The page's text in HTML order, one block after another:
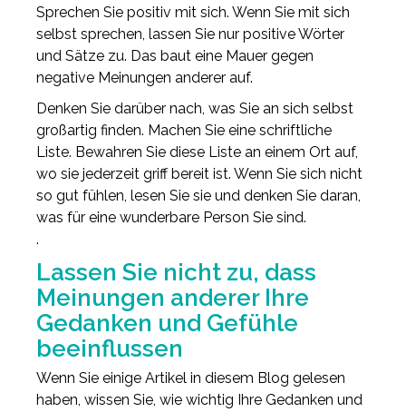
Sprechen Sie positiv mit sich. Wenn Sie mit sich
selbst sprechen, lassen Sie nur positive Wörter
und Sätze zu. Das baut eine Mauer gegen
negative Meinungen anderer auf.
Denken Sie darüber nach, was Sie an sich selbst
großartig finden. Machen Sie eine schriftliche
Liste. Bewahren Sie diese Liste an einem Ort auf,
wo sie jederzeit griff bereit ist. Wenn Sie sich nicht
so gut fühlen, lesen Sie sie und denken Sie daran,
was für eine wunderbare Person Sie sind.
.
Lassen Sie nicht zu, dass
Meinungen anderer Ihre
Gedanken und Gefühle
beeinflussen
Wenn Sie einige Artikel in diesem Blog gelesen
haben, wissen Sie, wie wichtig Ihre Gedanken und